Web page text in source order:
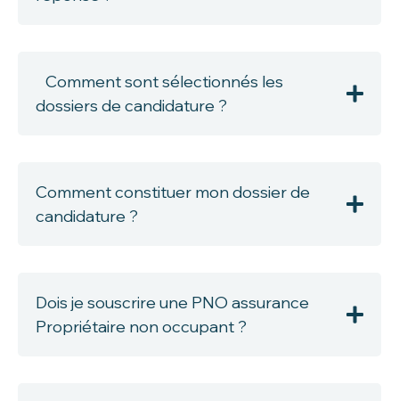
Comment sont sélectionnés les
dossiers de candidature ?
Comment constituer mon dossier de
candidature ?
Dois je souscrire une PNO assurance
Propriétaire non occupant ?